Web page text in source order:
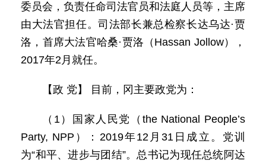
委员会，负责任命司法官员和法庭人员等，主席
由大法官担任。司法部长兼总检察长达乌达·贾
洛，首席大法官哈桑·贾洛（Hassan Jollow），
2017年2月就任。
【政 党】 目前，冈主要政党为：
（1）国家人民党（the National People’s
Party, NPP）：2019年12月31日成立。党训
为“和平、进步与团结”。总书记为现任总统阿达